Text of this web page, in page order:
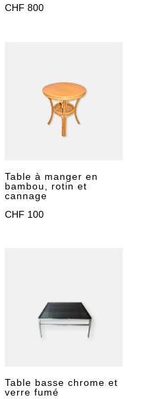
CHF 800
Table à manger en
bambou, rotin et
cannage
CHF 100
Table basse chrome et
verre fumé